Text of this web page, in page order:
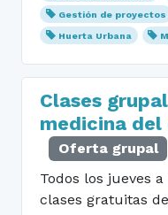
Gestión de proyectos
Huerta Urbana
Clases
medicina
Oferta grupal
Todos los jueves
clases gratuitas